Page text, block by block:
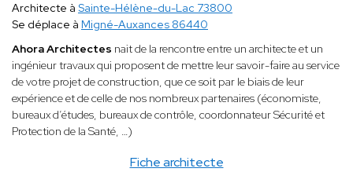
Fiche architecte
Architecte à Sainte-Hélène-du-Lac 73800
Se déplace à Migné-Auxances 86440
Ahora Architectes nait de la rencontre entre un architecte et un
ingénieur travaux qui proposent de mettre leur savoir-faire au service
de votre projet de construction, que ce soit par le biais de leur
expérience et de celle de nos nombreux partenaires (économiste,
bureaux d’études, bureaux de contrôle, coordonnateur Sécurité et
Protection de la Santé, …)